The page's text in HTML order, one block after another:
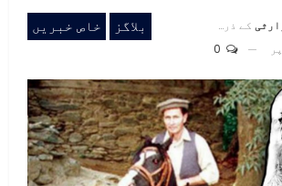
بلاگز خاص خبریں
کے ذریعہ
پر